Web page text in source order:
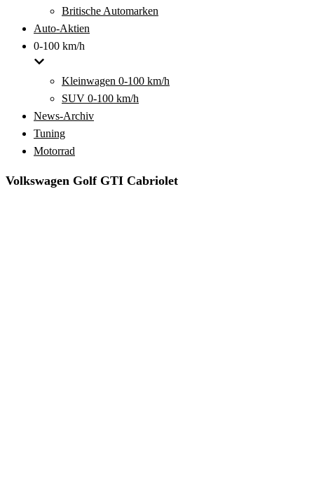
Britische Automarken
Auto-Aktien
0-100 km/h
Kleinwagen 0-100 km/h
SUV 0-100 km/h
News-Archiv
Tuning
Motorrad
Volkswagen Golf GTI Cabriolet